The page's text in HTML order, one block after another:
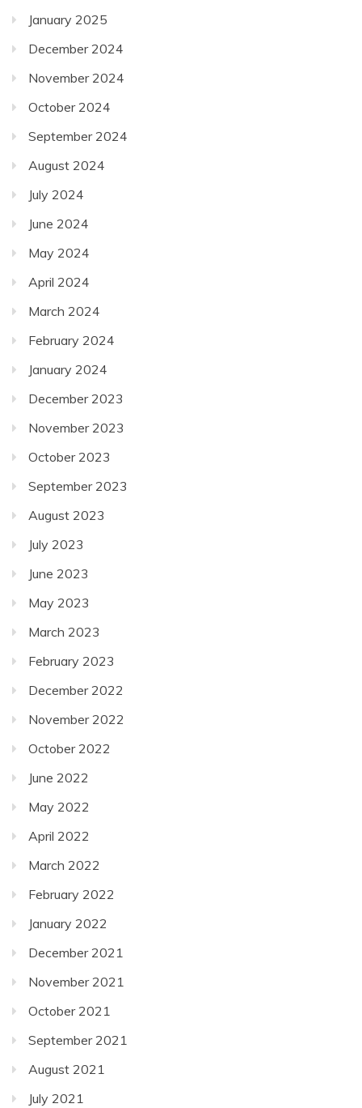
January 2025
December 2024
November 2024
October 2024
September 2024
August 2024
July 2024
June 2024
May 2024
April 2024
March 2024
February 2024
January 2024
December 2023
November 2023
October 2023
September 2023
August 2023
July 2023
June 2023
May 2023
March 2023
February 2023
December 2022
November 2022
October 2022
June 2022
May 2022
April 2022
March 2022
February 2022
January 2022
December 2021
November 2021
October 2021
September 2021
August 2021
July 2021